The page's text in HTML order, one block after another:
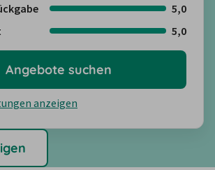
5,0
5,0
anzeigen
Angebote suchen